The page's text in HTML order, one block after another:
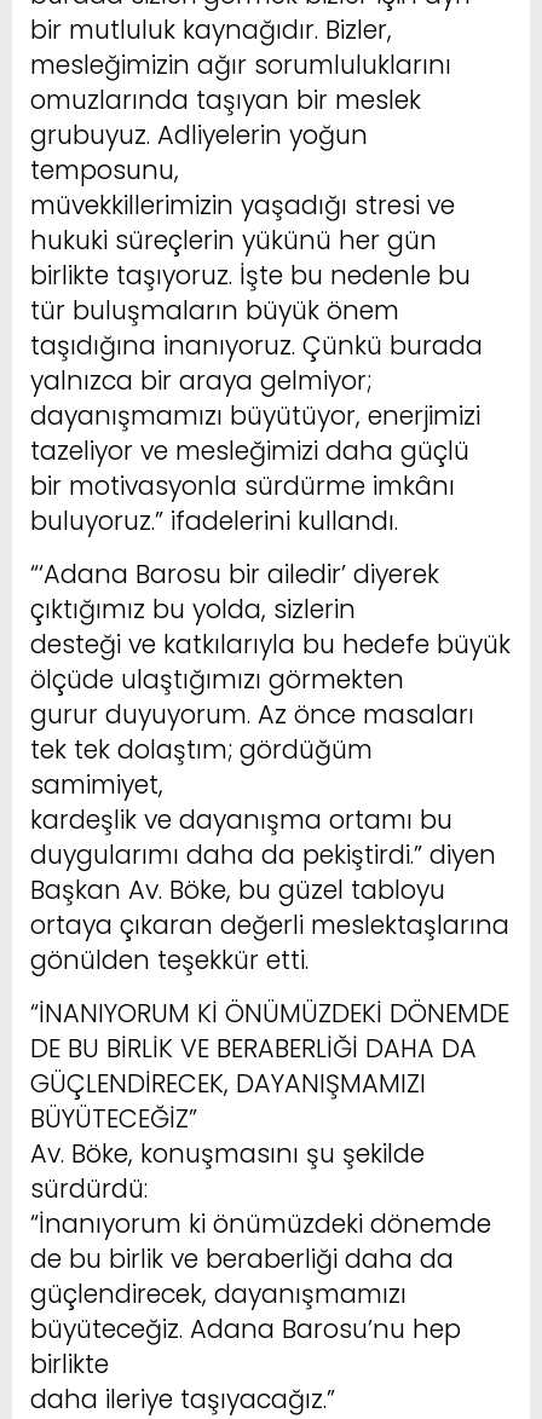
bir mutluluk kaynağıdır. Bizler,
mesleğimizin ağır sorumluluklarını
omuzlarında taşıyan bir meslek
grubuyuz. Adliyelerin yoğun
temposunu,
müvekkillerimizin yaşadığı stresi ve
hukuki süreçlerin yükünü her gün
birlikte taşıyoruz. İşte bu nedenle bu
tür buluşmaların büyük önem
taşıdığına inanıyoruz. Çünkü burada
yalnızca bir araya gelmiyor;
dayanışmamızı büyütüyor, enerjimizi
tazeliyor ve mesleğimizi daha güçlü
bir motivasyonla sürdürme imkânı
buluyoruz.” ifadelerini kullandı.
“‘Adana Barosu bir ailedir’ diyerek
çıktığımız bu yolda, sizlerin
desteği ve katkılarıyla bu hedefe büyük
ölçüde ulaştığımızı görmekten
gurur duyuyorum. Az önce masaları
tek tek dolaştım; gördüğüm
samimiyet,
kardeşlik ve dayanışma ortamı bu
duygularımı daha da pekiştirdi.” diyen
Başkan Av. Böke, bu güzel tabloyu
ortaya çıkaran değerli meslektaşlarına
gönülden teşekkür etti.
“İNANIYORUM Kİ ÖNÜMÜZDEKİ DÖNEMDE
DE BU BİRLİK VE BERABERLİĞİ DAHA DA
GÜÇLENDİRECEK, DAYANIŞMAMIZI
BÜYÜTECEĞİZ”
Av. Böke, konuşmasını şu şekilde
sürdürdü:
“İnanıyorum ki önümüzdeki dönemde
de bu birlik ve beraberliği daha da
güçlendirecek, dayanışmamızı
büyüteceğiz. Adana Barosu’nu hep
birlikte
daha ileriye taşıyacağız.”